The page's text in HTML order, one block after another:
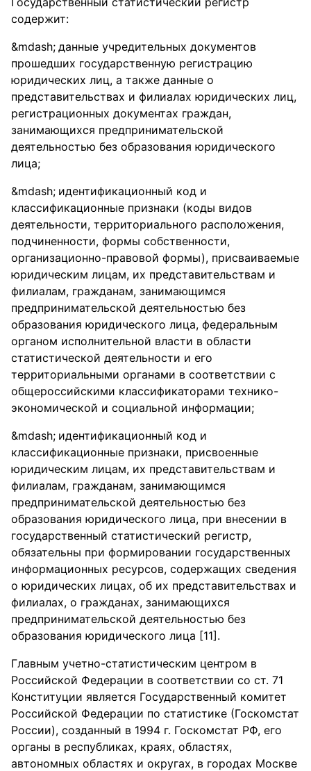
содержит:
данные учредительных документов
прошедших государственную регистрацию
юридических лиц, а также данные о
представительствах и филиалах юридических лиц,
регистрационных документах граждан,
занимающихся предпринимательской
деятельностью без образования юридического
лица;
идентификационный код и
классификационные признаки (коды видов
деятельности, территориального расположения,
подчиненности, формы собственности,
организационно-правовой формы), присваиваемые
юридическим лицам, их представительствам и
филиалам, гражданам, занимающимся
предпринимательской деятельностью без
образования юридического лица, федеральным
органом исполнительной власти в области
статистической деятельности и его
территориальными органами в соответствии с
общероссийскими классификаторами технико-
экономической и социальной информации;
идентификационный код и
классификационные признаки, присвоенные
юридическим лицам, их представительствам и
филиалам, гражданам, занимающимся
предпринимательской деятельностью без
образования юридического лица, при внесении в
государственный статистический регистр,
обязательны при формировании государственных
информационных ресурсов, содержащих сведения
о юридических лицах, об их представительствах и
филиалах, о гражданах, занимающихся
предпринимательской деятельностью без
образования юридического лица [11].
Главным учетно-статистическим центром в
Российской Федерации в соответствии со ст. 71
Конституции является Государственный комитет
Российской Федерации по статистике (Госкомстат
России), созданный в 1994 г. Госкомстат РФ, его
органы в республиках, краях, областях,
автономных областях и округах, в городах Москве